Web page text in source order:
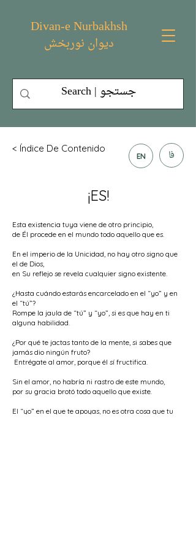
Divan-e Nurbakhsh
دیوان نوربخش
< Índice De Contenido
EN فا
¡ES!
Esta existencia tuya viene de otro principio,
de Él procede en el mundo todo aquello que es.
En el imperio de la Unicidad, no hay otro signo que
el de Dios,
en Su reflejo se revela cualquier signo existente.
¿Hasta cuándo estarás encarcelado en el “yo” y en
el “tú”?
Rompe la jaula de “tú” y “yo”, si es que hay en ti
alguna habilidad.
¿Por qué te jactas tanto de la mente, si sabes que
jamás dio ningún fruto?
Entrégate al amor, porque él sí fructifica.
Sin el amor, no habría ni rastro de este mundo,
por su gracia brotó todo aquello que existe.
El “yo” en el que te apoyas, no es otra cosa que tu